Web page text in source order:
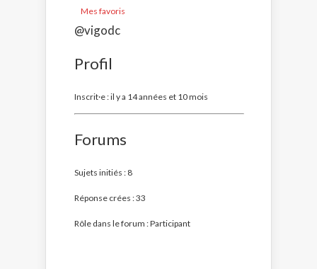
Mes favoris
@vigodc
Profil
Inscrit·e : il y a 14 années et 10 mois
Forums
Sujets initiés : 8
Réponse crées : 33
Rôle dans le forum : Participant